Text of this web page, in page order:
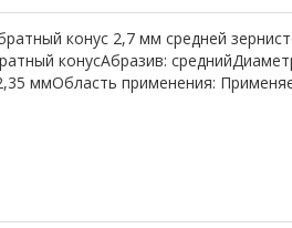
конус 2,7 мм средней
конусАбразив:
ммОбласть применения: